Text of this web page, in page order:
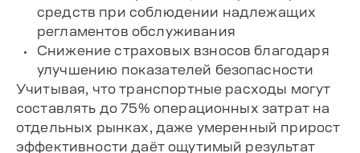
средств при соблюдении надлежащих
регламентов обслуживания
Снижение страховых взносов благодаря
улучшению показателей безопасности
Учитывая, что транспортные расходы могут
составлять до 75% операционных затрат на
отдельных рынках, даже умеренный прирост
эффективности даёт ощутимый результат